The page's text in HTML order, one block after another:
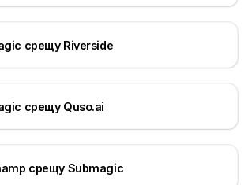
срещу Riverside
срещу Quso.ai
срещу Submagic